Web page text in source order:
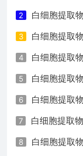
2 白细胞提取
3 白细胞提取
4 白细胞提取
5 白细胞提取
6 白细胞提取
7 白细胞提取
8 白细胞提取